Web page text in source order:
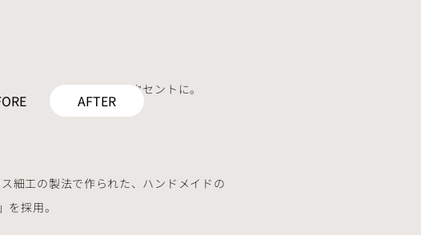
ニタリースペースのアクセントに。
AFTER
細工の製法で作られた、ハンドメイドの
採用。